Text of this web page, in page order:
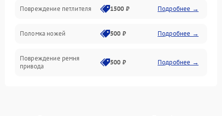
Шпульки, нити и заправка
Повреждение петлителя 1500 ₽ Подробнее →
Поломка ножей 500 ₽ Подробнее →
Повреждение ремня
привода
500 ₽ Подробнее →